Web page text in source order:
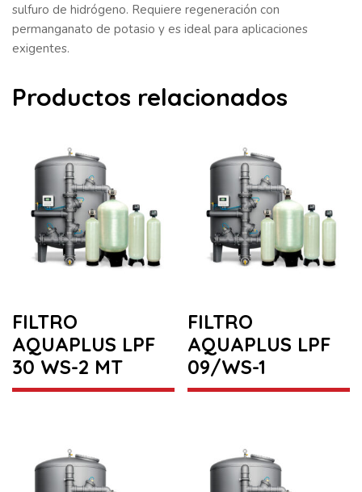
sulfuro de hidrógeno. Requiere regeneración con
permanganato de potasio y es ideal para aplicaciones
exigentes.
Productos relacionados
FILTRO
AQUAPLUS LPF
30 WS-2 MT
FILTRO
AQUAPLUS LPF
09/WS-1